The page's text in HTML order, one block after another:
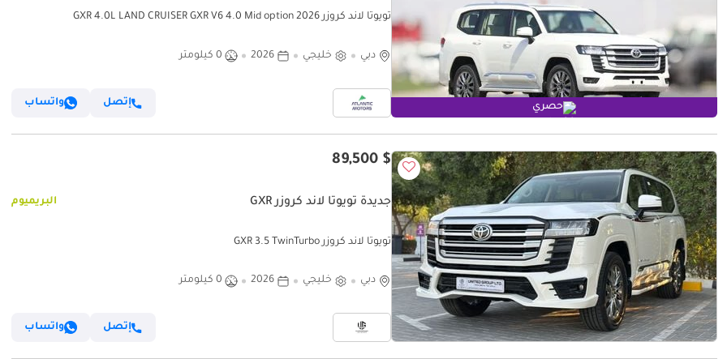
حصري
تويوتا لاند كروزر GXR 4.0L LAND CRUISER GXR V6 4.0 Mid option 2026
دبي خليجي 2026 0 كيلومتر
إتصل واتساب
$ 89,500
جديدة تويوتا لاند كروزر GXR البريميوم
تويوتا لاند كروزر GXR 3.5 TwinTurbo
دبي خليجي 2026 0 كيلومتر
إتصل واتساب